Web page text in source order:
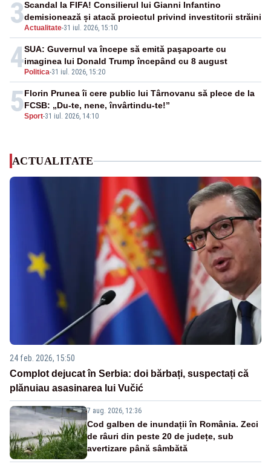
3Actualitate-31 iul. 2026, 15:10
Scandal la FIFA! Consilierul lui Gianni Infantino
demisionează și atacă proiectul privind investitorii străini
4 Politica-31 iul. 2026, 15:20
SUA: Guvernul va începe să emită paşapoarte cu
imaginea lui Donald Trump începând cu 8 august
5Sport-31 iul. 2026, 14:10
Florin Prunea îi cere public lui Târnovanu să plece de la
FCSB: „Du-te, nene, învârtindu-te!”
ACTUALITATE
24 feb. 2026, 15:50
Complot dejucat în Serbia: doi bărbați, suspectați că
plănuiau asasinarea lui Vučić
7 aug. 2026, 12:36
Cod galben de inundații în România. Zeci
de râuri din peste 20 de județe, sub
avertizare până sâmbătă